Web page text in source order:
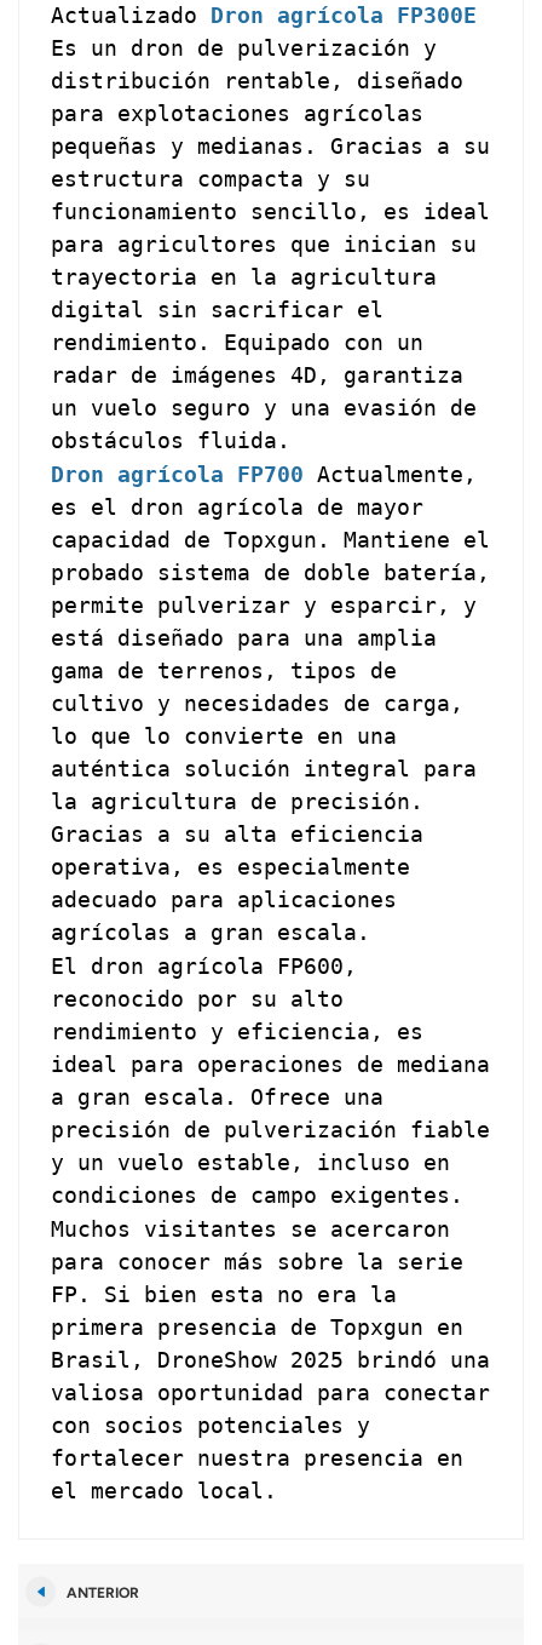
Actualizado Dron agrícola FP300E
Es un dron de pulverización y
distribución rentable, diseñado
para explotaciones agrícolas
pequeñas y medianas. Gracias a su
estructura compacta y su
funcionamiento sencillo, es ideal
para agricultores que inician su
trayectoria en la agricultura
digital sin sacrificar el
rendimiento. Equipado con un
radar de imágenes 4D, garantiza
un vuelo seguro y una evasión de
obstáculos fluida.
Dron agrícola FP700 Actualmente,
es el dron agrícola de mayor
capacidad de Topxgun. Mantiene el
probado sistema de doble batería,
permite pulverizar y esparcir, y
está diseñado para una amplia
gama de terrenos, tipos de
cultivo y necesidades de carga,
lo que lo convierte en una
auténtica solución integral para
la agricultura de precisión.
Gracias a su alta eficiencia
operativa, es especialmente
adecuado para aplicaciones
agrícolas a gran escala.
El dron agrícola FP600,
reconocido por su alto
rendimiento y eficiencia, es
ideal para operaciones de mediana
a gran escala. Ofrece una
precisión de pulverización fiable
y un vuelo estable, incluso en
condiciones de campo exigentes.
Muchos visitantes se acercaron
para conocer más sobre la serie
FP. Si bien esta no era la
primera presencia de Topxgun en
Brasil, DroneShow 2025 brindó una
valiosa oportunidad para conectar
con socios potenciales y
fortalecer nuestra presencia en
el mercado local.
ANTERIOR